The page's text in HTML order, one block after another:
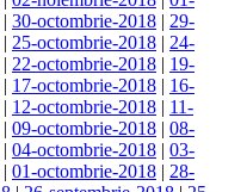
| 30-octombrie-2018 | 29-
| 25-octombrie-2018 | 24-
| 22-octombrie-2018 | 19-
| 17-octombrie-2018 | 16-
| 12-octombrie-2018 | 11-
| 09-octombrie-2018 | 08-
| 04-octombrie-2018 | 03-
| 01-octombrie-2018 | 28-